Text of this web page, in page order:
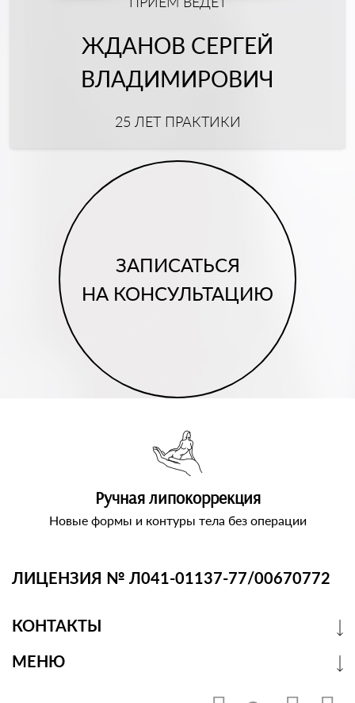
ЖДАНОВ СЕРГЕЙ
ВЛАДИМИРОВИЧ
25 ЛЕТ ПРАКТИКИ
ЗАПИСАТЬСЯ
НА КОНСУЛЬТАЦИЮ
Ручная липокоррекция
Новые формы и контуры тела без операции
ЛИЦЕНЗИЯ № Л041-01137-77/00670772
КОНТАКТЫ
МЕНЮ